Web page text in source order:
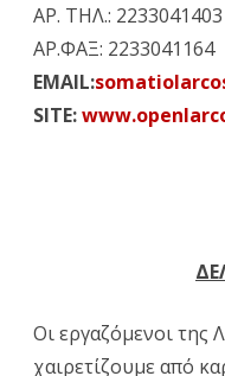
ΑΡ. ΤΗΛ.:
ΑΡ.ΦΑΞ: 2233041164
EMAIL:
SITE:
Οι εργαζόμενοι της
χαιρετίζουμε από